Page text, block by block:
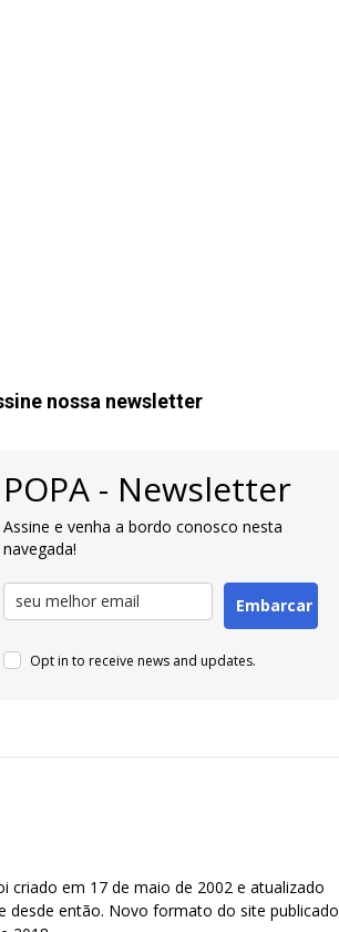
nossa newsletter
POPA - Newsletter
Assine e venha a bordo conosco nesta
navegada!
Embarcar
Opt in to receive news and updates.
criado em 17 de maio de 2002 e atualizado
desde então. Novo formato do site publicado